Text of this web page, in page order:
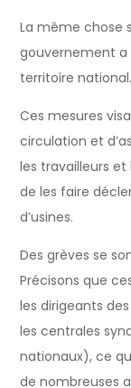
La même chose
gouvernement a
territoire national.
Ces mesures
circulation et
les travailleurs
de les faire
d’usines.
Des grèves se
Précisons que
les dirigeants des
les centrales
nationaux), ce
de nombreuses